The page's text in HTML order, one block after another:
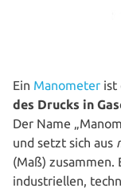
Ein Manometer ist
des Drucks in
Der Name
und setzt sich aus
(Maß) zusammen.
indus­tri­el­len,